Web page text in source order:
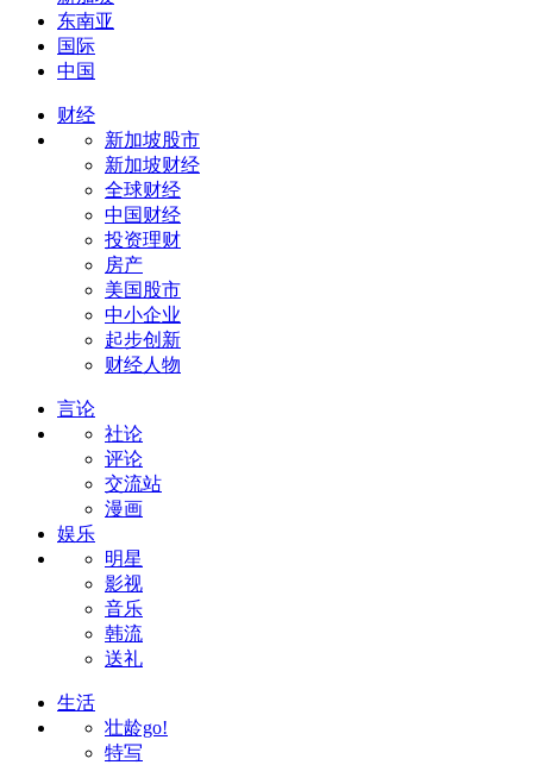
东南亚
国际
中国
财经
新加坡股市
新加坡财经
全球财经
中国财经
投资理财
房产
美国股市
中小企业
起步创新
财经人物
言论
社论
评论
交流站
漫画
娱乐
明星
影视
音乐
韩流
送礼
生活
壮龄go!
特写